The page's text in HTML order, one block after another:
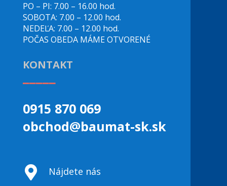
PO – PI: 7.00 – 16.00 hod.
SOBOTA: 7.00 – 12.00 hod.
NEDEĽA: 7.00 – 12.00 hod.
POČAS OBEDA MÁME OTVORENÉ
KONTAKT
0915 870 069
obchod@baumat-sk.sk
 Nájdete nás